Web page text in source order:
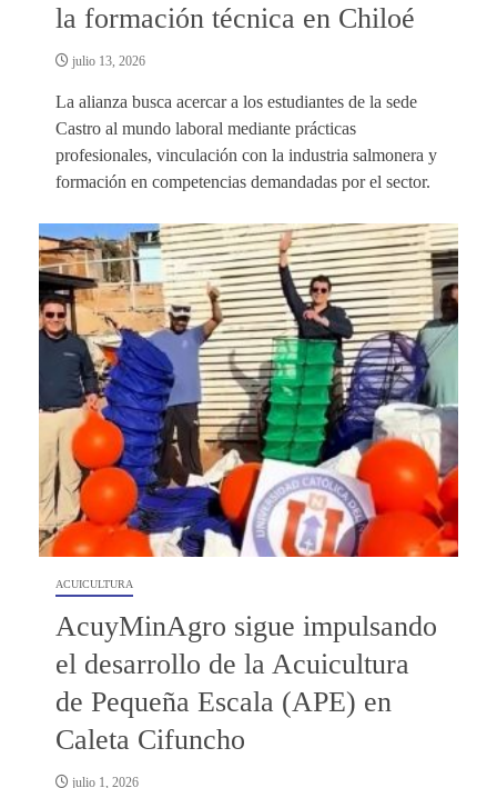
la formación técnica en Chiloé
julio 13, 2026
La alianza busca acercar a los estudiantes de la sede
Castro al mundo laboral mediante prácticas
profesionales, vinculación con la industria salmonera y
formación en competencias demandadas por el sector.
ACUICULTURA
AcuyMinAgro sigue impulsando
el desarrollo de la Acuicultura
de Pequeña Escala (APE) en
Caleta Cifuncho
julio 1, 2026